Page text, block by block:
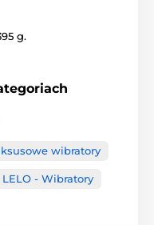
g.
wibratory
LELO - Wibratory